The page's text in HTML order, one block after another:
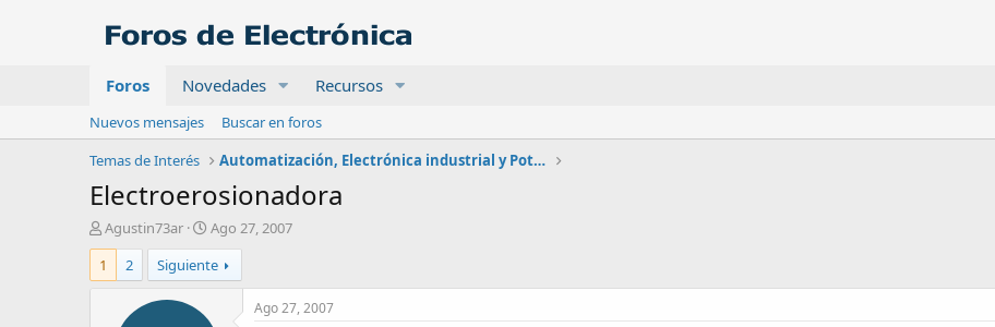
Foros Novedades Recursos
Nuevos mensajes
Buscar en foros
Temas de Interés
Automatización, Electrónica industrial y Potencia
Electroerosionadora
A
u
t
o
Agustin73ar
F
e
c
h
Ago 27, 2007
1
2 Siguiente
Ago 27, 2007